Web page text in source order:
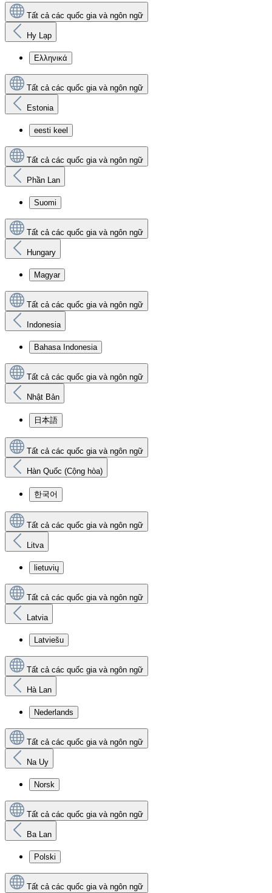
Tất cả các quốc gia và ngôn ngữ
Hy Lạp
Ελληνικά
Tất cả các quốc gia và ngôn ngữ
Estonia
eesti keel
Tất cả các quốc gia và ngôn ngữ
Phần Lan
Suomi
Tất cả các quốc gia và ngôn ngữ
Hungary
Magyar
Tất cả các quốc gia và ngôn ngữ
Indonesia
Bahasa Indonesia
Tất cả các quốc gia và ngôn ngữ
Nhật Bản
日本語
Tất cả các quốc gia và ngôn ngữ
Hàn Quốc (Cộng hòa)
한국어
Tất cả các quốc gia và ngôn ngữ
Litva
lietuvių
Tất cả các quốc gia và ngôn ngữ
Latvia
Latviešu
Tất cả các quốc gia và ngôn ngữ
Hà Lan
Nederlands
Tất cả các quốc gia và ngôn ngữ
Na Uy
Norsk
Tất cả các quốc gia và ngôn ngữ
Ba Lan
Polski
Tất cả các quốc gia và ngôn ngữ